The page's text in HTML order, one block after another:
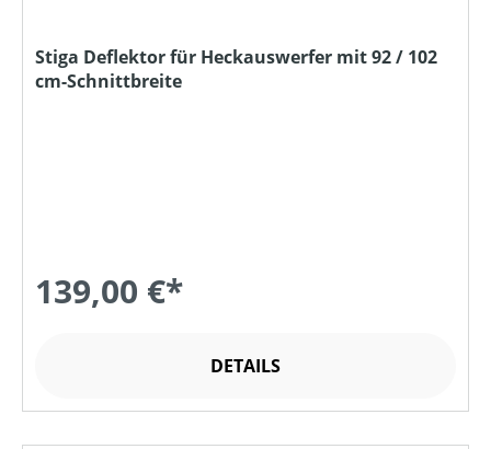
Stiga Deflektor für Heckauswerfer mit 92 / 102
cm-Schnittbreite
139,00 €*
DETAILS